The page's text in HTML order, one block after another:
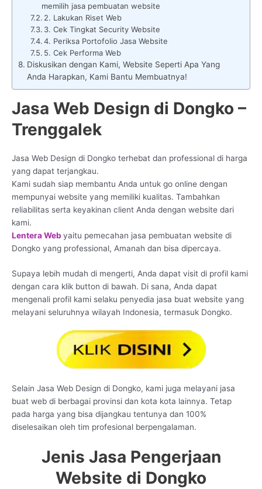
memilih jasa pembuatan website
2. Lakukan Riset Web
3. Cek Tingkat Security Website
4. Periksa Portofolio Jasa Website
5. Cek Performa Web
Diskusikan dengan Kami, Website Seperti Apa Yang
Anda Harapkan, Kami Bantu Membuatnya!
Jasa Web Design di Dongko –
Trenggalek
Jasa Web Design di Dongko terhebat dan professional di harga
yang dapat terjangkau.
Kami sudah siap membantu Anda untuk go online dengan
mempunyai website yang memiliki kualitas. Tambahkan
reliabilitas serta keyakinan client Anda dengan website dari
kami.
Lentera Web yaitu pemecahan jasa pembuatan website di
Dongko yang professional, Amanah dan bisa dipercaya.
Supaya lebih mudah di mengerti, Anda dapat visit di profil kami
dengan cara klik button di bawah. Di sana, Anda dapat
mengenali profil kami selaku penyedia jasa buat website yang
melayani seluruhnya wilayah Indonesia, termasuk Dongko.
Selain Jasa Web Design di Dongko, kami juga melayani jasa
buat web di berbagai provinsi dan kota kota lainnya. Tetap
pada harga yang bisa dijangkau tentunya dan 100%
diselesaikan oleh tim profesional berpengalaman.
Jenis Jasa Pengerjaan
Website di Dongko